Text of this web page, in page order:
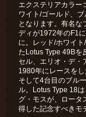
エクステリアカラー
ワイト/ゴールド、
となります。有名な
ディが1972年のF1
に。レッド/ホワイ
たLotus Type 49Bを
セル、エリオ・デ・
1980年にレースをし
そして4台目のブル
ル。Lotus Type 18
グ・モスが、ロータ
得した記念すべきモ